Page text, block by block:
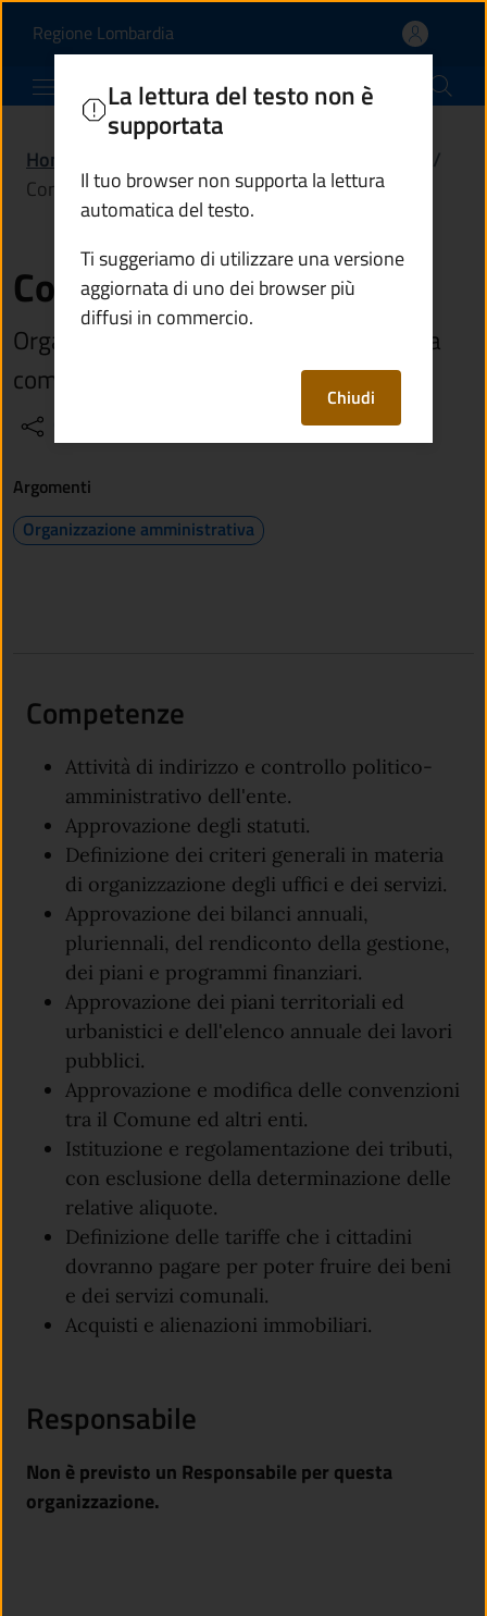
Consiglio comunale |
Regione Lombardia(apre in un'altra scheda).
Comune di Lozio
Home
/
Consiglio comunale
Consiglio comunale
Organo collegiale e rappresentativo della
comunità locale
La lettura del testo non è
supportata
Il tuo browser non supporta la lettura
automatica del testo.
Ti suggeriamo di utilizzare una versione
aggiornata di uno dei browser più
diffusi in commercio.
Chiudi
Argomenti
Organizzazione amministrativa
Competenze
Attività di indirizzo e controllo politico-
amministrativo dell'ente.
Approvazione degli statuti.
Definizione dei criteri generali in materia
di organizzazione degli uffici e dei servizi.
Approvazione dei bilanci annuali,
pluriennali, del rendiconto della gestione,
dei piani e programmi finanziari.
Approvazione dei piani territoriali ed
urbanistici e dell'elenco annuale dei lavori
pubblici.
Approvazione e modifica delle convenzioni
tra il Comune ed altri enti.
Istituzione e regolamentazione dei tributi,
con esclusione della determinazione delle
relative aliquote.
Definizione delle tariffe che i cittadini
dovranno pagare per poter fruire dei beni
e dei servizi comunali.
Acquisti e alienazioni immobiliari.
Responsabile
Non è previsto un Responsabile per questa
organizzazione.